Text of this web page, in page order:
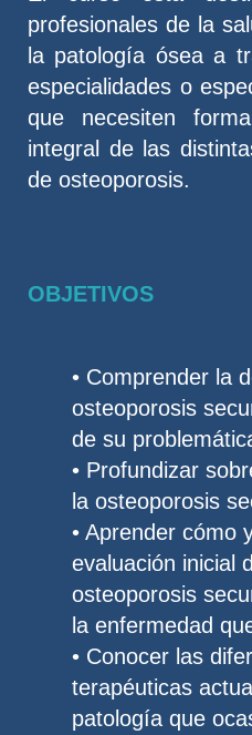
profesionales de la
la patología ósea a
especialidades o
que necesiten
integral de las
de osteoporosis.
OBJETIVOS
• Comprender la
osteoporosis
de su
• Profundizar
la osteoporosis
• Aprender cómo
evaluación inicial
osteoporosis
la enfermedad
• Conocer las
terapéuticas
patología que